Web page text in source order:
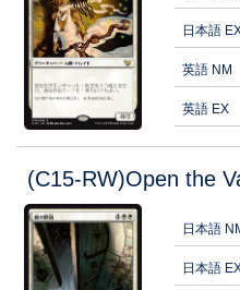
日本語
英語 NM
英語 EX
(C15-RW)Open the
日本語
日本語